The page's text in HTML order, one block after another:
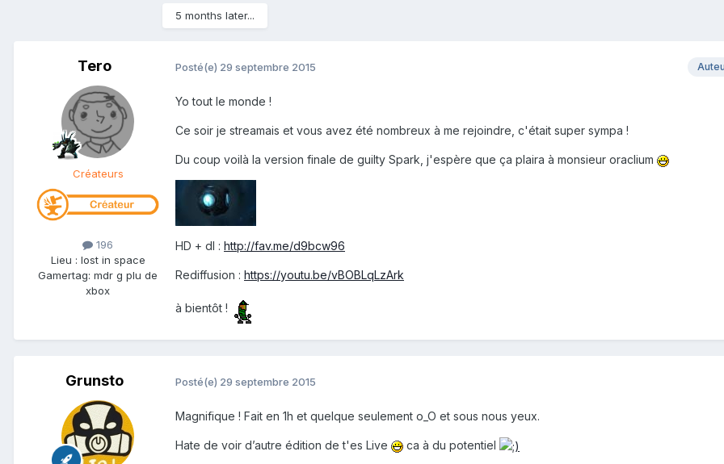
5 months later...
Tero
Créateurs
196
Lieu : lost in space
Gamertag: mdr g plu de
xbox
Posté(e) 29 septembre 2015
Yo tout le monde !
Ce soir je streamais et vous avez été nombreux à me rejoindre, c'était super sympa !
Du coup voilà la version finale de guilty Spark, j'espère que ça plaira à monsieur oraclium
HD + dl : http://fav.me/d9bcw96
Rediffusion : https://youtu.be/vBOBLqLzArk
à bientôt !
Grunsto Posté(e) 29 septembre 2015
Magnifique ! Fait en 1h et quelque seulement o_O et sous nous yeux.
Hate de voir d’autre édition de t'es Live ca à du potentiel